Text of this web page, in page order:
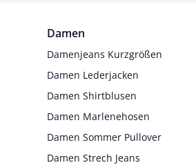
Damen
Damenjeans Kurzgrößen
Damen Lederjacken
Damen Shirtblusen
Damen Marlenehosen
Damen Sommer Pullover
Damen Strech Jeans